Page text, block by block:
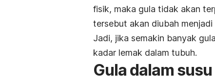
fisik, maka gula tidak akan
tersebut akan diubah
Jadi, jika semakin banyak
kadar lemak dalam tubuh.
Gula dalam